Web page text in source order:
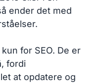
ender det med
for SEO. De er
fordi
at opdatere og